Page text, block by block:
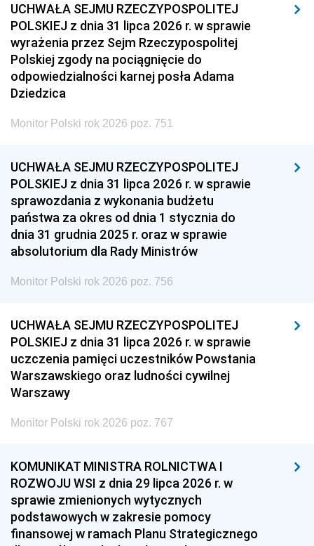
UCHWAŁA SEJMU RZECZYPOSPOLITEJ
POLSKIEJ z dnia 31 lipca 2026 r. w sprawie
wyrażenia przez Sejm Rzeczypospolitej
Polskiej zgody na pociągnięcie do
odpowiedzialności karnej posła Adama
Dziedzica
Monitor Polski rok 2026 poz. 751
UCHWAŁA SEJMU RZECZYPOSPOLITEJ
POLSKIEJ z dnia 31 lipca 2026 r. w sprawie
sprawozdania z wykonania budżetu
państwa za okres od dnia 1 stycznia do
dnia 31 grudnia 2025 r. oraz w sprawie
absolutorium dla Rady Ministrów
Monitor Polski rok 2026 poz. 756
UCHWAŁA SEJMU RZECZYPOSPOLITEJ
POLSKIEJ z dnia 31 lipca 2026 r. w sprawie
uczczenia pamięci uczestników Powstania
Warszawskiego oraz ludności cywilnej
Warszawy
Monitor Polski rok 2026 poz. 767
KOMUNIKAT MINISTRA ROLNICTWA I
ROZWOJU WSI z dnia 29 lipca 2026 r. w
sprawie zmienionych wytycznych
podstawowych w zakresie pomocy
finansowej w ramach Planu Strategicznego